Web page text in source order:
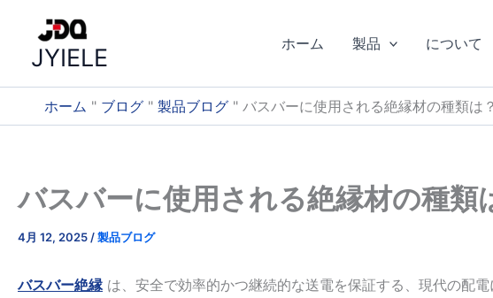
へ
JYIELE ホーム 製品 について
ホーム " ブログ " 製品ブログ " バスバーに使用される絶縁材の種類は？
バスバーに使用される絶縁材の種類
4月 12, 2025 /製品ブログ
バスバー絶縁は、安全で効率的かつ継続的な送電を保証する、現代の配